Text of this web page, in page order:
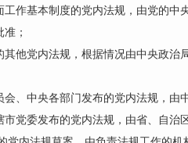
工作基本制度的党内法规，由党的中
；
党内法规，根据情况由中央政治
中央各部门发布的党内法规，由
委发布的党内法规，由省、自治